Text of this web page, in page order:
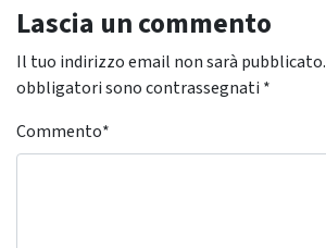
Lascia un commento
Il tuo indirizzo email non sarà pubblicato.
obbligatori sono contrassegnati *
Commento*